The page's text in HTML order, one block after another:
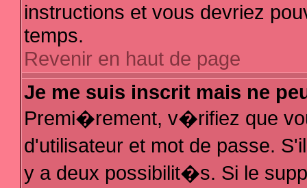
instructions et vous devriez
temps.
Revenir en haut de page
Je me suis inscrit mais ne
Premi�rement, v�rifiez que
d'utilisateur et mot de passe.
y a deux possibilit�s. Si le